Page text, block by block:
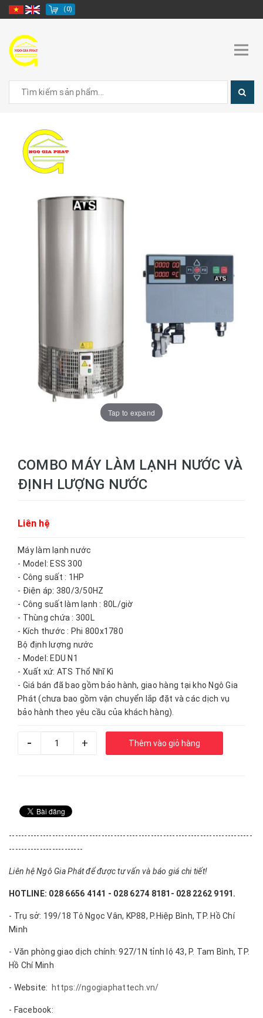
(0)
Tap to expand
COMBO MÁY LÀM LẠNH NƯỚC VÀ
ĐỊNH LƯỢNG NƯỚC
Liên hệ
Máy làm lạnh nước
- Model: ESS 300
- Công suất : 1HP
- Điện áp: 380/3/50HZ
- Công suất làm lạnh : 80L/giờ
- Thùng chứa : 300L
- Kích thước : Phi 800x1780
Bộ định lượng nước
- Model: EDU N1
- Xuất xứ: ATS Thổ Nhĩ Kì
- Giá bán đã bao gồm bảo hành, giao hàng tại kho Ngô Gia
Phát (chưa bao gồm vận chuyển lắp đặt và các dịch vụ
bảo hành theo yêu cầu của khách hàng).
- + Thêm vào giỏ hàng
-------------------------------------------------------------------------------
------------------------
Liên hệ Ngô Gia Phát để được tư vấn và báo giá chi tiết!
HOTLINE: 028 6656 4141 - 028 6274 8181- 028 2262 9191.
- Trụ sở: 199/18 Tô Ngọc Vân, KP88, P.Hiệp Bình, TP. Hồ Chí
Minh
- Văn phòng giao dịch chính: 927/1N tỉnh lộ 43, P. Tam Bình, TP.
Hồ Chí Minh
- Website: https://ngogiaphattech.vn/
- Facebook: